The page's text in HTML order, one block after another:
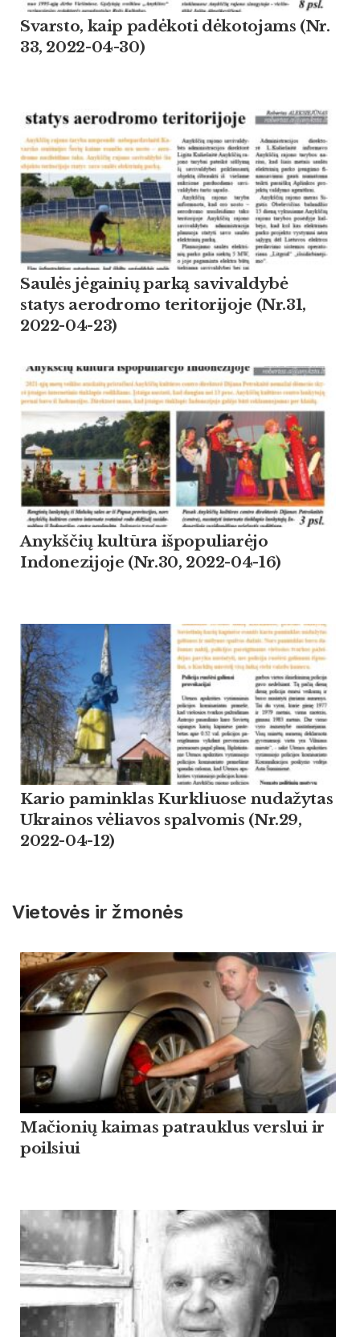
Svarsto, kaip padėkoti dėkotojams (Nr.
33, 2022-04-30)
Saulės jėgainių parką savivaldybė
statys aerodromo teritorijoje (Nr.31,
2022-04-23)
Anykščių kultūra išpopuliarėjo
Indonezijoje (Nr.30, 2022-04-16)
Kario paminklas Kurkliuose nudažytas
Ukrainos vėliavos spalvomis (Nr.29,
2022-04-12)
Vietovės ir žmonės
Mačionių kaimas patrauklus verslui ir
poilsiui